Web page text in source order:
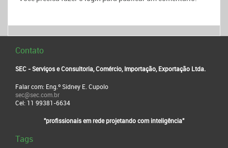
Contato
SEC - Serviços e Consultoria, Comércio, Importação, Exportação Ltda.
Falar com: Eng.º Sidney E. Cupolo
sec@sec.com.br
Cel: 11 99381-6634
"profissionais em rede projetando com inteligência"
Tags